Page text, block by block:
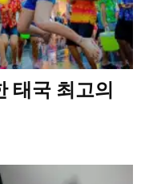
태국 최고의